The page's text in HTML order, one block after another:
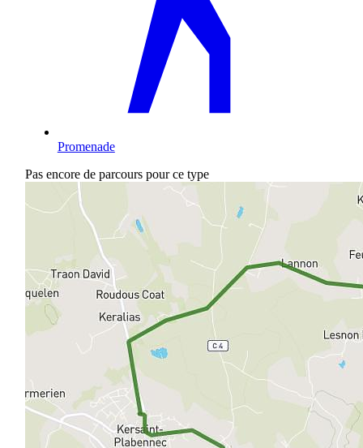
Promenade
Pas encore de parcours pour ce type